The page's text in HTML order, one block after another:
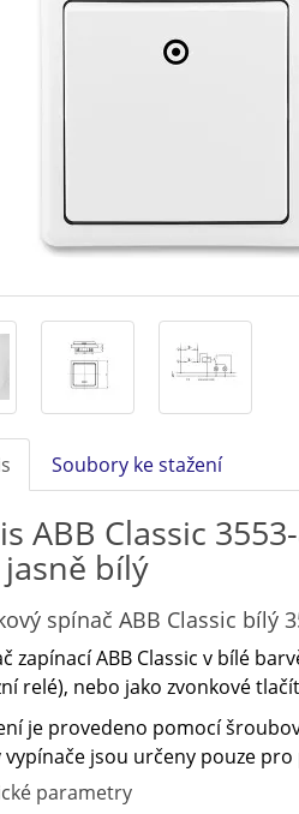
Soubory ke stažení
ABB Classic
bílý
spínač ABB Classic bílý
zapínací ABB Classic v bílé
relé), nebo jako zvonkové
je provedeno pomocí
vypínače jsou určeny pouze
parametry